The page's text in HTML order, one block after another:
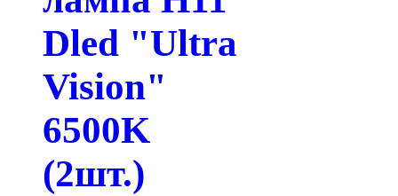
Dled "Ultra
Vision"
6500K
(2шт.)